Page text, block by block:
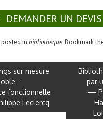
DEMANDER UN
in bibliothèque. Bookmark
sur mesure
–
fonctionnelle
Leclercq
par
—